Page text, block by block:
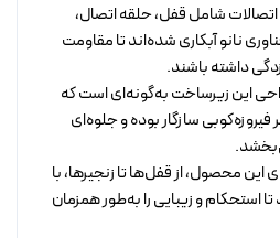
اتصالات شامل قفل، حلقه اتصال،
نانو آبکاری شده‌اند تا مقاومت
داشته باشند.
این زیرساخت به‌گونه‌ای است که
سازگار بوده و جلوه‌ای
این محصول، از قفل‌ها تا زنجیرها، با
استحکام و زیبایی را به‌طور همزمان